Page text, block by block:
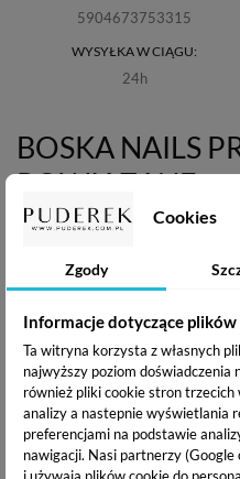
Cookies
Zgody
Informacje dotyczące plików
Ta witryna korzysta z własnych
najwyższy poziom
również pliki cookie stron trzecich
analizy a nastepnie wyświetlania
preferencjami na podstawie
nawigacji. Nasi partnerzy (Google
i używają plików cookie do
5904673753315
WYSYŁKA W CIĄGU:
24h
BOSKA NAILS
POWIĄZANE
Boska Nails Lakier